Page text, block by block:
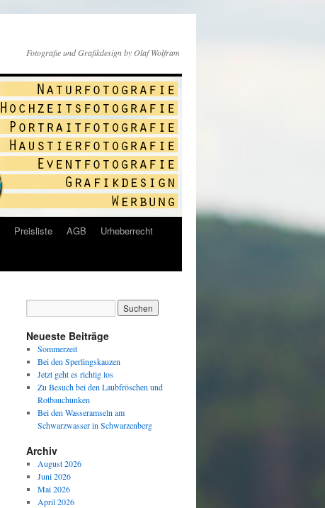
Fotografie und Grafikdesign by Olaf Wolfram
Preisliste AGB
Urheberrecht
Neueste Beiträge
Sommerzeit
Bei den Sperlingskauzen
Jetzt geht es richtig los
Zu Besuch bei den Laubfröschen und
Rotbauchunken
Bei den Wasseramseln am
Schwarzwasser in Schwarzenberg
Archiv
August 2026
Juni 2026
Mai 2026
April 2026